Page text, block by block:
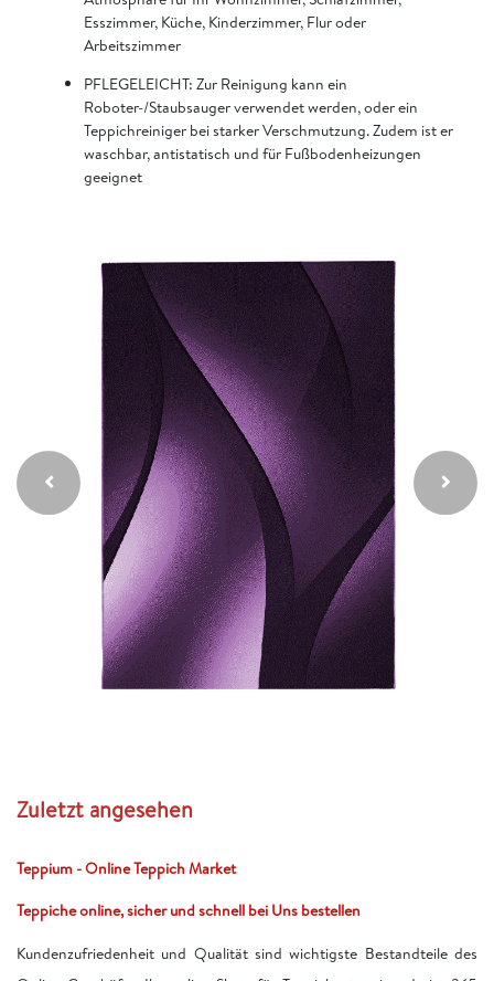
Esszimmer, Küche, Kinderzimmer, Flur oder
Arbeitszimmer
PFLEGELEICHT: Zur Reinigung kann ein
Roboter-/Staubsauger verwendet werden, oder ein
Teppichreiniger bei starker Verschmutzung. Zudem ist er
waschbar, antistatisch und für Fußbodenheizungen
geeignet
Zuletzt angesehen
Teppium - Online Teppich Market
Teppiche online, sicher und schnell bei Uns bestellen
Kundenzufriedenheit und Qualität sind wichtigste Bestandteile des